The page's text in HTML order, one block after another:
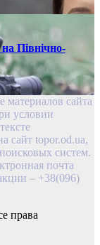
Північно-
материалов сайта
условии
сайт topor.od.ua,
систем.
почта
– +38(096)
права